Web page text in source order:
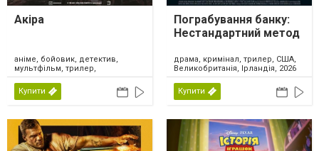
Акіра
аніме, бойовик, детектив,
мультфільм, трилер,
фантастика, Японія, 2026
Купити
Пограбування банку:
Нестандартний метод
драма, кримінал, трилер, США,
Великобританія, Ірландія, 2026
Купити